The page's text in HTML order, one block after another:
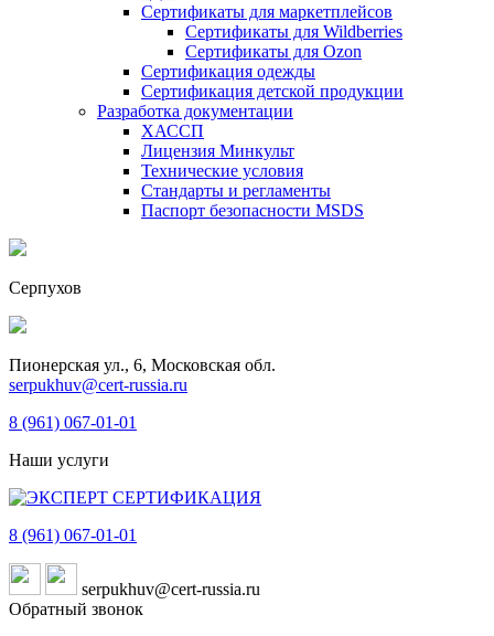
Сертификаты для маркетплейсов
Сертификаты для Wildberries
Сертификаты для Ozon
Сертификация одежды
Сертификация детской продукции
Разработка документации
ХАССП
Лицензия Минкульт
Технические условия
Стандарты и регламенты
Паспорт безопасности MSDS
Серпухов
Пионерская ул., 6, Московская обл.
serpukhuv@cert-russia.ru
8 (961) 067-01-01
Наши услуги
8 (961) 067-01-01
serpukhuv@cert-russia.ru
Обратный звонок